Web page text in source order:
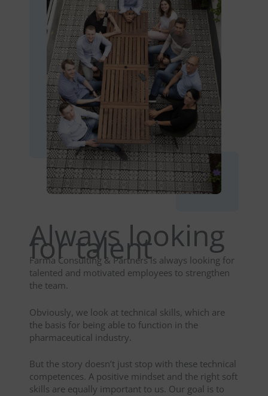
Always looking
for talent
Farma Consulting & Partners is always looking for
talented and motivated employees to strengthen
the team.
Obviously, we look at technical skills, which are
the basis for being able to function in the
pharmaceutical industry.
But the story doesn’t just stop with these technical
competences. A positive mindset and the right soft
skills are equally important to us. Our goal is to